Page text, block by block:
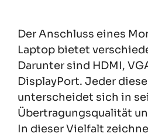
Der Anschluss eines
Laptop bietet
Darunter sind HDMI,
DisplayPort. Jeder
unterscheidet sich in
Übertragungsqualität
In dieser Vielfalt